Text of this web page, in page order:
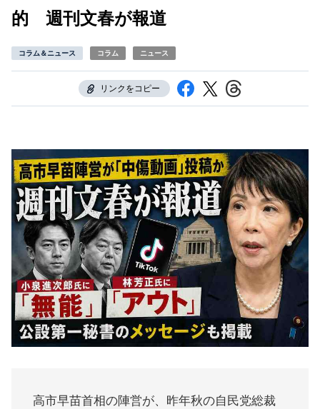
的 週刊文春が報道
コラム＆ニュース コラム ニュース
リンクをコピー
高市早苗首相の陣営が、昨年秋の自民党総裁